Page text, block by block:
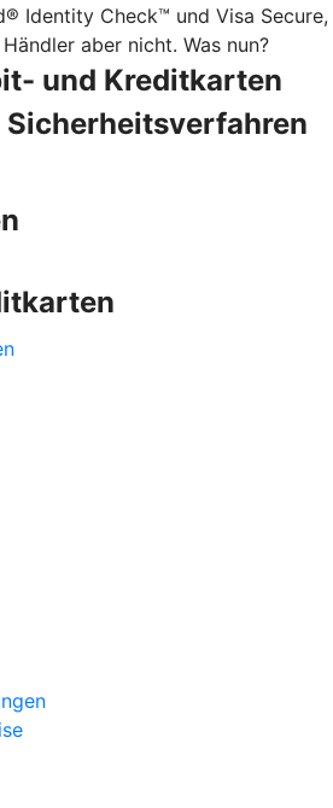
Identity Check™ und Visa Secure,
aber nicht. Was nun?
und Kreditkarten
Sicherheitsverfahren